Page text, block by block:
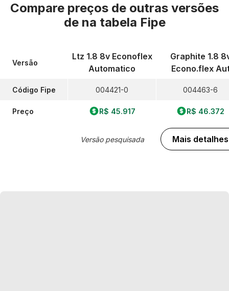
Compare preços de outras versões
de na tabela Fipe
Versão
Código Fipe
Preço
Ltz 1.8 8v Econoflex
Automatico
004421-0
R$ 45.917
Versão pesquisada
Graphite 1.8
Econo.flex
004463-6
R$ 46.372
Mais detalhes